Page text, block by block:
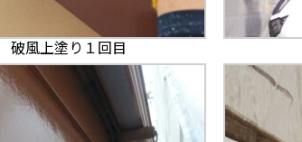
破風上塗り１回目